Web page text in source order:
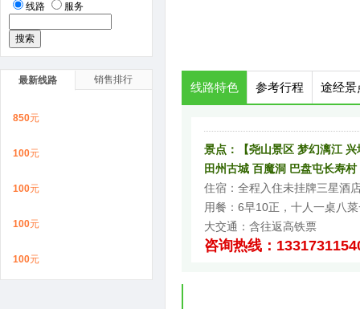
线路特色 参考行程 途经景
景点：【尧山景区 梦幻漓江
田州古城 百魔洞 巴盘屯长寿
住宿：全程入住未挂牌三星酒
用餐：6早10正，十人一桌八
大交通：含往返高铁票
咨询热线：
线路 服务
最新线路 销售排行
850元
100元
100元
100元
100元